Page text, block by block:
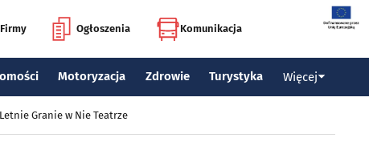
Firmy Ogłoszenia Komunikacja
Motoryzacja Zdrowie Turystyka Więcej
Letnie Granie w Nie Teatrze